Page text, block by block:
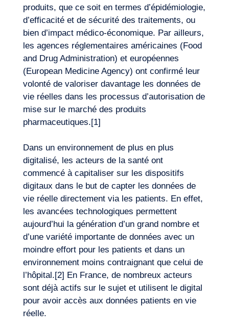
Missions
Expertises
produits, que ce soit en termes d’épidémiologie,
d’efficacité et de sécurité des traitements, ou
bien d’impact médico-économique. Par ailleurs,
les agences réglementaires américaines (Food
and Drug Administration) et européennes
(European Medicine Agency) ont confirmé leur
volonté de valoriser davantage les données de
vie réelles dans les processus d’autorisation de
mise sur le marché des produits
pharmaceutiques.[1]
Dans un environnement de plus en plus
digitalisé, les acteurs de la santé ont
commencé à capitaliser sur les dispositifs
digitaux dans le but de capter les données de
vie réelle directement via les patients. En effet,
les avancées technologiques permettent
aujourd’hui la génération d’un grand nombre et
d’une variété importante de données avec un
moindre effort pour les patients et dans un
environnement moins contraignant que celui de
l’hôpital.[2] En France, de nombreux acteurs
sont déjà actifs sur le sujet et utilisent le digital
pour avoir accès aux données patients en vie
réelle.